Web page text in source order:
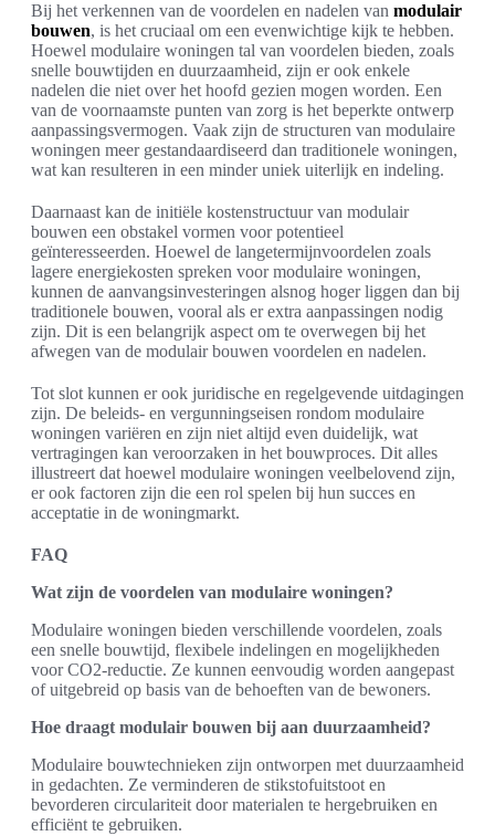
Bij het verkennen van de voordelen en nadelen van modulair
bouwen, is het cruciaal om een evenwichtige kijk te hebben.
Hoewel modulaire woningen tal van voordelen bieden, zoals
snelle bouwtijden en duurzaamheid, zijn er ook enkele
nadelen die niet over het hoofd gezien mogen worden. Een
van de voornaamste punten van zorg is het beperkte ontwerp
aanpassingsvermogen. Vaak zijn de structuren van modulaire
woningen meer gestandaardiseerd dan traditionele woningen,
wat kan resulteren in een minder uniek uiterlijk en indeling.
Daarnaast kan de initiële kostenstructuur van modulair
bouwen een obstakel vormen voor potentieel
geïnteresseerden. Hoewel de langetermijnvoordelen zoals
lagere energiekosten spreken voor modulaire woningen,
kunnen de aanvangsinvesteringen alsnog hoger liggen dan bij
traditionele bouwen, vooral als er extra aanpassingen nodig
zijn. Dit is een belangrijk aspect om te overwegen bij het
afwegen van de modulair bouwen voordelen en nadelen.
Tot slot kunnen er ook juridische en regelgevende uitdagingen
zijn. De beleids- en vergunningseisen rondom modulaire
woningen variëren en zijn niet altijd even duidelijk, wat
vertragingen kan veroorzaken in het bouwproces. Dit alles
illustreert dat hoewel modulaire woningen veelbelovend zijn,
er ook factoren zijn die een rol spelen bij hun succes en
acceptatie in de woningmarkt.
FAQ
Wat zijn de voordelen van modulaire woningen?
Modulaire woningen bieden verschillende voordelen, zoals
een snelle bouwtijd, flexibele indelingen en mogelijkheden
voor CO2-reductie. Ze kunnen eenvoudig worden aangepast
of uitgebreid op basis van de behoeften van de bewoners.
Hoe draagt modulair bouwen bij aan duurzaamheid?
Modulaire bouwtechnieken zijn ontworpen met duurzaamheid
in gedachten. Ze verminderen de stikstofuitstoot en
bevorderen circulariteit door materialen te hergebruiken en
efficiënt te gebruiken.